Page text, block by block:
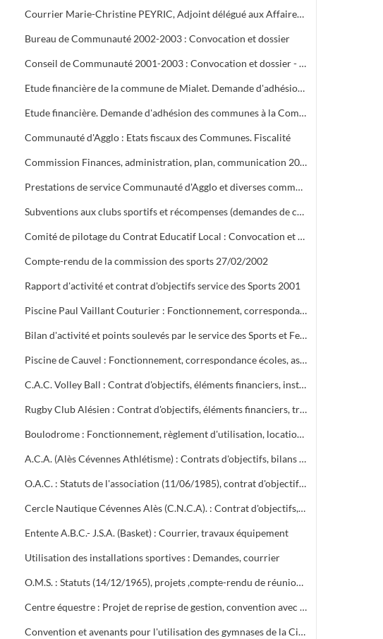
Courrier Marie-Christine PEYRIC, Adjoint délégué aux Affaires Sociales
Bureau de Communauté 2002-2003 : Convocation et dossier
Conseil de Communauté 2001-2003 : Convocation et dossier - Séance d'installation
Etude financière de la commune de Mialet. Demande d'adhésion à la Communauté d' Agglo. Statuts du « Pays Cévenol »
Etude financière. Demande d'adhésion des communes à la Communauté d'Agglo
Communauté d'Agglo : Etats fiscaux des Communes. Fiscalité
Commission Finances, administration, plan, communication 2000 : Convocation et dossier
Prestations de service Communauté d'Agglo et diverses communes : Conventions et fiches de synthèse
Subventions aux clubs sportifs et récompenses (demandes de coupes). Statuts de l'O.M.S. (14/12/1965). Inauguration de la Maison des Sports à Tamaris (21 septembre ?)
Comité de pilotage du Contrat Educatif Local : Convocation et compte rendu
Compte-rendu de la commission des sports 27/02/2002
Rapport d'activité et contrat d'objectifs service des Sports 2001
Piscine Paul Vaillant Couturier : Fonctionnement, correspondance clubs, associations, scolaires, régies, bilans, analyses d'eau, aquagym, personnel, travaux
Bilan d'activité et points soulevés par le service des Sports et Festivités en début de mandat
Piscine de Cauvel : Fonctionnement, correspondance écoles, associations, personnel, travaux
C.A.C. Volley Ball : Contrat d'objectifs, éléments financiers, installation beach volley avenue Jules Guesde
Rugby Club Alésien : Contrat d'objectifs, éléments financiers, travaux au stade, courrier
Boulodrome : Fonctionnement, règlement d'utilisation, location, courrier associations, personnel
A.C.A. (Alès Cévennes Athlétisme) : Contrats d'objectifs, bilans financiers, subventions, courrier
O.A.C. : Statuts de l'association (11/06/1985), contrat d'objectifs, éléments financiers, convention de partenariat O.A.C., Ville, Agglo, collèges Diderot et Bellevue (2003-2004), courrier
Cercle Nautique Cévennes Alès (C.N.C.A). : Contrat d'objectifs, bilans financiers, mise à disposition de personnel
Entente A.B.C.- J.S.A. (Basket) : Courrier, travaux équipement
Utilisation des installations sportives : Demandes, courrier
O.M.S. : Statuts (14/12/1965), projets ,compte-rendu de réunions Comité directeur, Assemblées Générales, subventions, convention avec la ville d'Alès
Centre équestre : Projet de reprise de gestion, convention avec le Club hippique alésien pour la location du terrain et des bâtiments, travaux (courrier)
Convention et avenants pour l'utilisation des gymnases de la Cité scolaire